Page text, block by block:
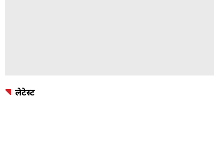
लेटेस्ट